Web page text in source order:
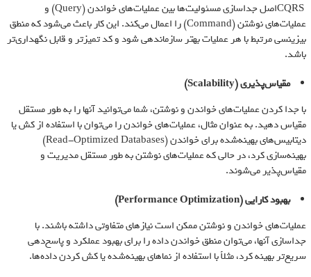
CQRSاصل جداسازی مسئولیت‌ها بین عملیات‌های خواندن (Query) و
عملیات‌های نوشتن (Command) را اعمال می‌کند. این کار باعث می‌شود که منطق
بیزینسی مرتبط با هر عملیات بهتر سازماندهی شود و کد تمیزتر و قابل نگهداری‌تر
باشد.
مقیاس‌پذیری(Scalability)
با جدا کردن عملیات‌های خواندن و نوشتن، شما می‌توانید آنها را به طور مستقل
مقیاس دهید. به عنوان مثال، عملیات‌های خواندن را می‌توان با استفاده از کش یا
دیتابیس‌های بهینه‌شده برای خواندن (Read-Optimized Databases)
بهینه‌سازی کرد، در حالی که عملیات‌های نوشتن به طور مستقل مدیریت و
مقیاس‌پذیر می‌شوند.
بهبود کارایی(Performance Optimization)
عملیات‌های خواندن و نوشتن ممکن است نیازهای متفاوتی داشته باشند. با
جداسازی آنها، می‌توان منطق خواندن داده را برای بهبود عملکرد و پاسخ‌دهی
سریع‌تر بهینه کرد، مثلاً با استفاده از نماهای بهینه‌شده یا کش کردن داده‌ها.